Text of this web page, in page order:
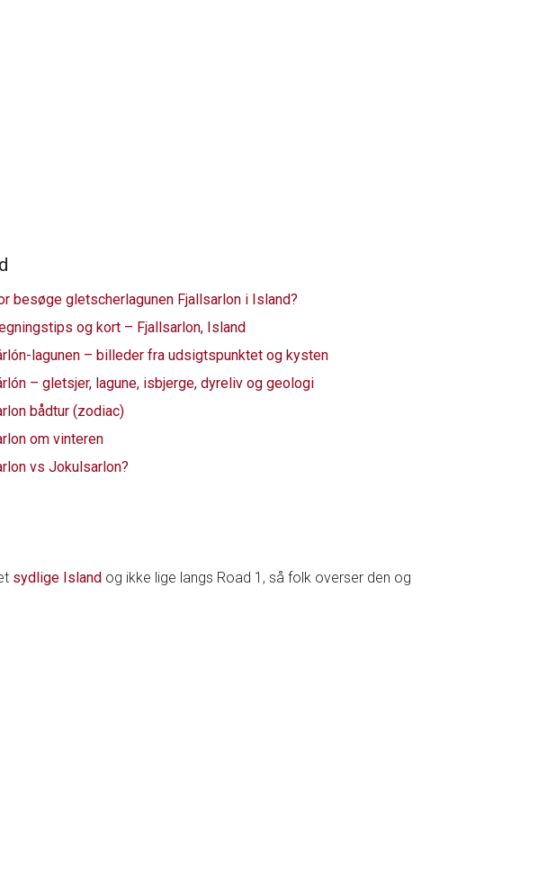
besøge gletscherlagunen Fjallsarlon i Island?
og kort – Fjallsarlon, Island
lagunen – billeder fra udsigtspunktet og kysten
– gletsjer, lagune, isbjerge, dyreliv og geologi
bådtur (zodiac)
om vinteren
vs Jokulsarlon?
sydlige Island og ikke lige langs Road 1, så folk overser den og